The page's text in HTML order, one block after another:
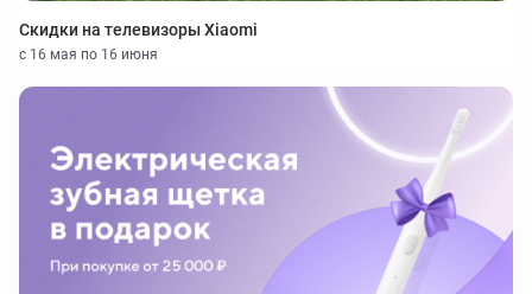
Скидки на телевизоры Xiaomi
с 16 мая по 16 июня